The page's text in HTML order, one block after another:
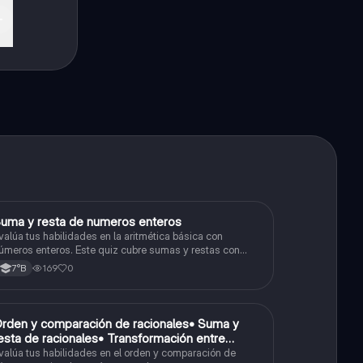
Matemáticas
y resta de numeros enteros
tus habilidades en la aritmética básica con
enteros. Este quiz cubre sumas y restas con
números positivos y negativos.
7°B 169 0
Matemáticasy comparación de racionales• Suma y
de racionales• Transformación entre
y fracciones
tus habilidades en el orden y comparación de